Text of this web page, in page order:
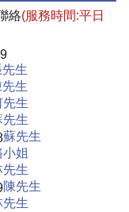
絡(服務時間:平日
先生
先生
先生
先生
蘇先生
小姐
先生
陳先生
先生